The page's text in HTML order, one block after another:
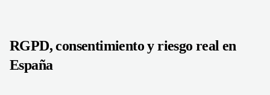
RGPD, consentimiento y riesgo real en
España